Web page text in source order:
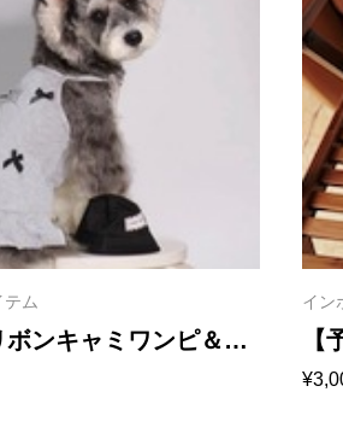
ム
ボンキャミワンピ＆タ
1158
イン
¥